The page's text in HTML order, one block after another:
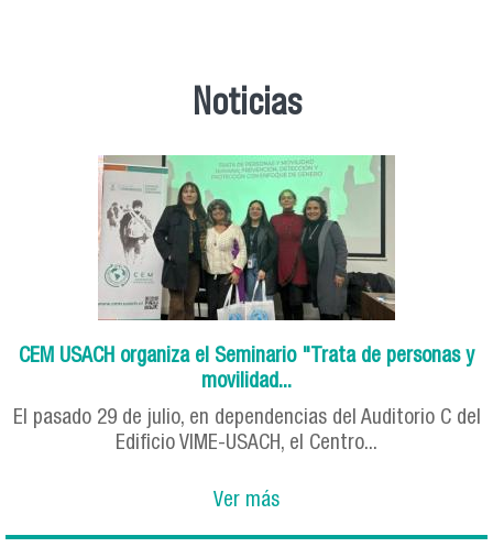
Noticias
CEM USACH organiza el Seminario "Trata de personas y
movilidad...
El pasado 29 de julio, en dependencias del Auditorio C del
Edificio VIME-USACH, el Centro...
Ver más